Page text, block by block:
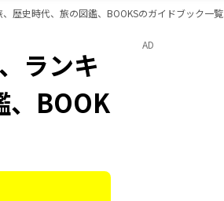
歴史時代、旅の図鑑、BOOKSのガイドブック一覧
ランキ
、BOOK
AD